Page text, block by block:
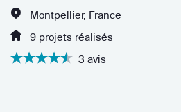
Montpellier, France
9 projets réalisés
3 avis